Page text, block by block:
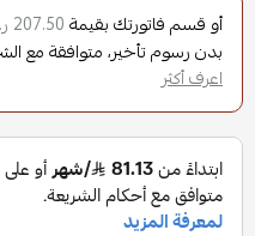
أو قسم فاتورتك بقيمة 207.50 ر.س
بدون رسوم تأخير، متوافقة مع
اعرف أكثر